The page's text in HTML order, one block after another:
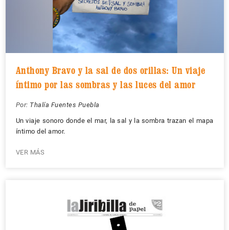
Anthony Bravo y la sal de dos orillas: Un viaje
íntimo por las sombras y las luces del amor
Por: Thalía Fuentes Puebla
Un viaje sonoro donde el mar, la sal y la sombra trazan el mapa
íntimo del amor.
VER MÁS